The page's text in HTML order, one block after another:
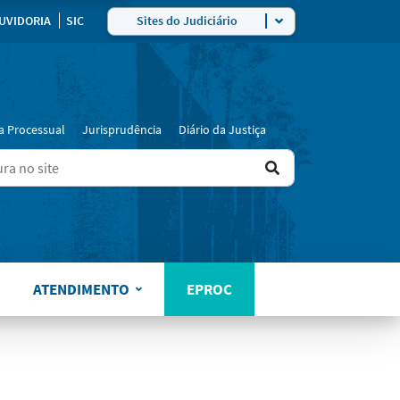
SIC Sites do Judiciário
Processual Jurisprudência Diário da Justiça
Ir
resultado
ATENDIMENTO EPROC